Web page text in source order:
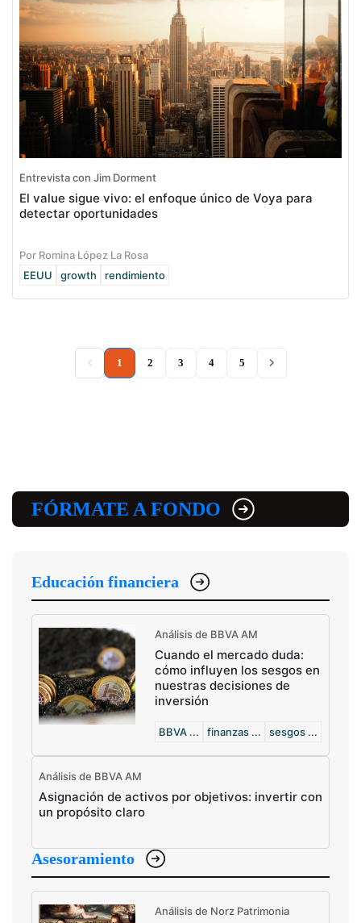
Entrevista con Jim Dorment
El value sigue vivo: el enfoque único de Voya para
detectar oportunidades
Por Romina López La Rosa
EEUU
growth rendimiento
1 (current)
2 3 4 5
FÓRMATE A FONDO
Educación financiera
Análisis de BBVA AM
Cuando el mercado duda:
cómo influyen los sesgos en
nuestras decisiones de
inversión
BBVA ... finanzas ... sesgos ...
Análisis de BBVA AM
Asignación de activos por objetivos: invertir con
un propósito claro
Asesoramiento
Análisis de Norz Patrimonia